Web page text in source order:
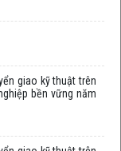
giao kỹ thuật trên
bền vững năm